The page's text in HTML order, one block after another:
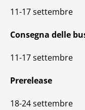
11-17 settembre
Consegna delle
11-17 settembre
Prerelease
18-24 settembre